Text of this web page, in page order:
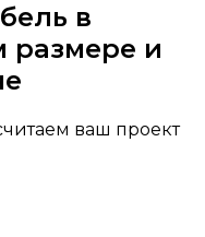
в
размере и
ваш проект